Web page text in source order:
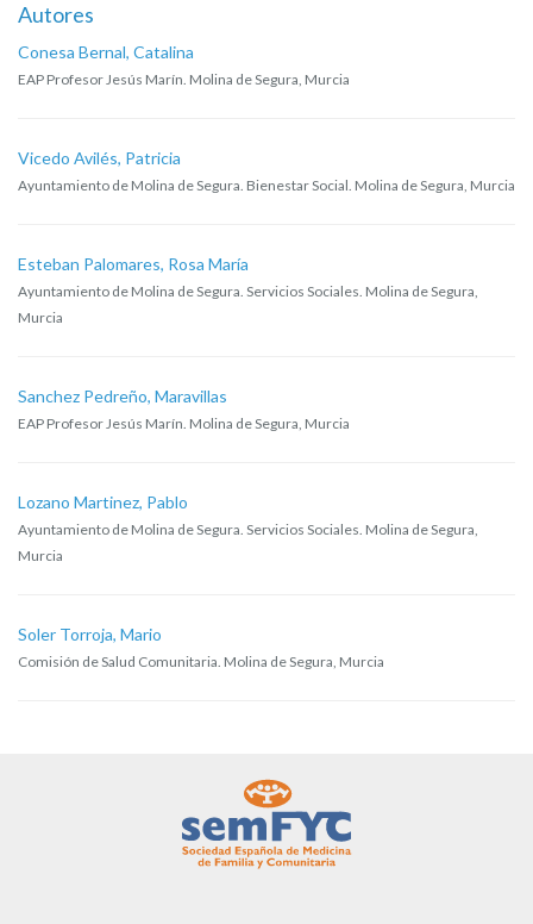
Autores
Conesa Bernal, Catalina
EAP Profesor Jesús Marín. Molina de Segura, Murcia
Vicedo Avilés, Patricia
Ayuntamiento de Molina de Segura. Bienestar Social. Molina de Segura, Murcia
Esteban Palomares, Rosa María
Ayuntamiento de Molina de Segura. Servicios Sociales. Molina de Segura,
Murcia
Sanchez Pedreño, Maravillas
EAP Profesor Jesús Marín. Molina de Segura, Murcia
Lozano Martinez, Pablo
Ayuntamiento de Molina de Segura. Servicios Sociales. Molina de Segura,
Murcia
Soler Torroja, Mario
Comisión de Salud Comunitaria. Molina de Segura, Murcia